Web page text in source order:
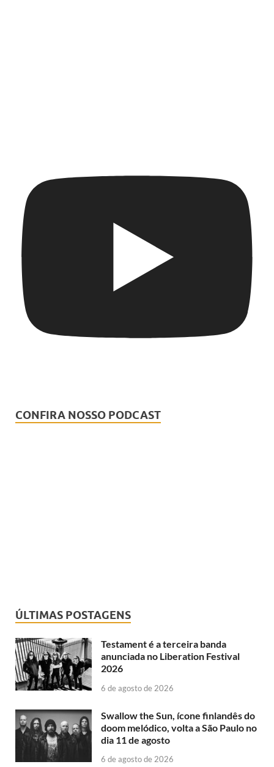
CONFIRA NOSSO PODCAST
ÚLTIMAS POSTAGENS
Testament é a terceira banda
anunciada no Liberation Festival
2026
6 de agosto de 2026
Swallow the Sun, ícone finlandês do
doom melódico, volta a São Paulo no
dia 11 de agosto
6 de agosto de 2026